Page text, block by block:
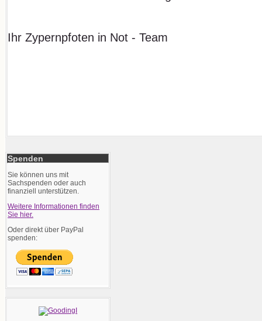
Ihr Zypernpfoten in Not - Team
Spenden
Sie können uns mit
Sachspenden oder auch
finanziell unterstützen.
Weitere Informationen finden
Sie hier.
Oder direkt über PayPal
spenden: